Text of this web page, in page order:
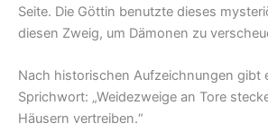
Seite. Die Göttin benutzte dieses
diesen Zweig, um Dämonen zu
Nach historischen Aufzeichnungen gibt
Sprichwort: „Weidezweige an Tore
Häusern vertreiben.“